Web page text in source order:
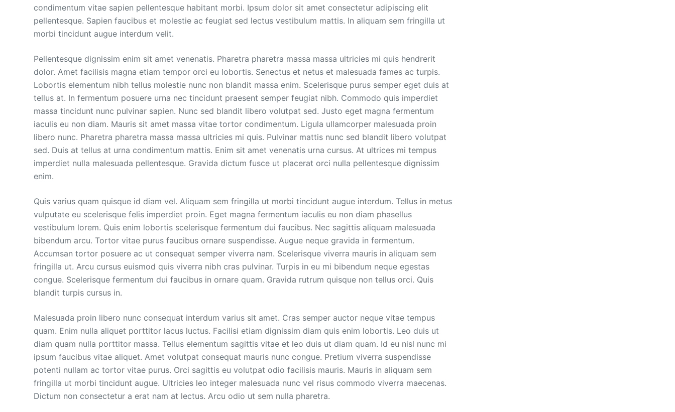
condimentum vitae sapien pellentesque habitant morbi. Ipsum dolor sit amet consectetur adipiscing elit
pellentesque. Sapien faucibus et molestie ac feugiat sed lectus vestibulum mattis. In aliquam sem fringilla ut
morbi tincidunt augue interdum velit.
Pellentesque dignissim enim sit amet venenatis. Pharetra pharetra massa massa ultricies mi quis hendrerit
dolor. Amet facilisis magna etiam tempor orci eu lobortis. Senectus et netus et malesuada fames ac turpis.
Lobortis elementum nibh tellus molestie nunc non blandit massa enim. Scelerisque purus semper eget duis at
tellus at. In fermentum posuere urna nec tincidunt praesent semper feugiat nibh. Commodo quis imperdiet
massa tincidunt nunc pulvinar sapien. Nunc sed blandit libero volutpat sed. Justo eget magna fermentum
iaculis eu non diam. Mauris sit amet massa vitae tortor condimentum. Ligula ullamcorper malesuada proin
libero nunc. Pharetra pharetra massa massa ultricies mi quis. Pulvinar mattis nunc sed blandit libero volutpat
sed. Duis at tellus at urna condimentum mattis. Enim sit amet venenatis urna cursus. At ultrices mi tempus
imperdiet nulla malesuada pellentesque. Gravida dictum fusce ut placerat orci nulla pellentesque dignissim
enim.
Quis varius quam quisque id diam vel. Aliquam sem fringilla ut morbi tincidunt augue interdum. Tellus in metus
vulputate eu scelerisque felis imperdiet proin. Eget magna fermentum iaculis eu non diam phasellus
vestibulum lorem. Quis enim lobortis scelerisque fermentum dui faucibus. Nec sagittis aliquam malesuada
bibendum arcu. Tortor vitae purus faucibus ornare suspendisse. Augue neque gravida in fermentum.
Accumsan tortor posuere ac ut consequat semper viverra nam. Scelerisque viverra mauris in aliquam sem
fringilla ut. Arcu cursus euismod quis viverra nibh cras pulvinar. Turpis in eu mi bibendum neque egestas
congue. Scelerisque fermentum dui faucibus in ornare quam. Gravida rutrum quisque non tellus orci. Quis
blandit turpis cursus in.
Malesuada proin libero nunc consequat interdum varius sit amet. Cras semper auctor neque vitae tempus
quam. Enim nulla aliquet porttitor lacus luctus. Facilisi etiam dignissim diam quis enim lobortis. Leo duis ut
diam quam nulla porttitor massa. Tellus elementum sagittis vitae et leo duis ut diam quam. Id eu nisl nunc mi
ipsum faucibus vitae aliquet. Amet volutpat consequat mauris nunc congue. Pretium viverra suspendisse
potenti nullam ac tortor vitae purus. Orci sagittis eu volutpat odio facilisis mauris. Mauris in aliquam sem
fringilla ut morbi tincidunt augue. Ultricies leo integer malesuada nunc vel risus commodo viverra maecenas.
Dictum non consectetur a erat nam at lectus. Arcu odio ut sem nulla pharetra.